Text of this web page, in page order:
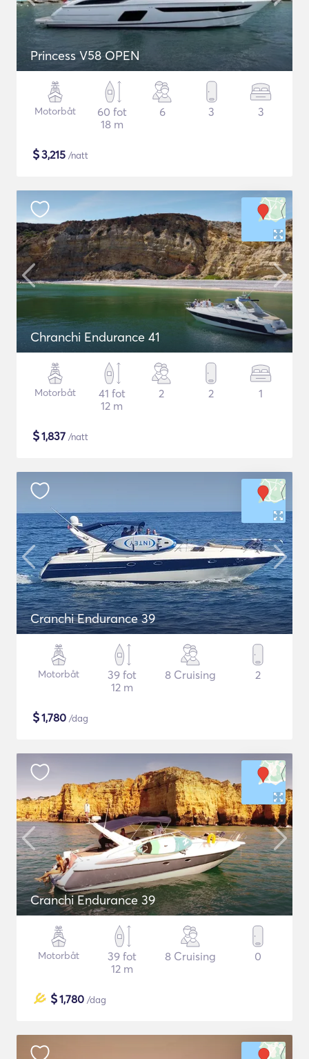
Princess V58 OPEN
Motorbåt
60 fot
18 m
6 3 3
$3,215 /natt
Chranchi Endurance 41
Motorbåt
41 fot
12 m
2 2 1
$1,837 /natt
Cranchi Endurance 39
Motorbåt
39 fot
12 m
8 Cruising 2
$1,780 /dag
Cranchi Endurance 39
Motorbåt
39 fot
12 m
8 Cruising 0
$1,780 /dag